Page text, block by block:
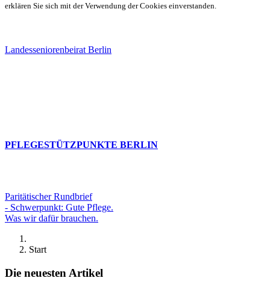
erklären Sie sich mit der Verwendung der Cookies einverstanden.
Landesseniorenbeirat Berlin
PFLEGESTÜTZPUNKTE BERLIN
Paritätischer Rundbrief
- Schwerpunkt: Gute Pflege.
Was wir dafür brauchen.
Start
Die neuesten Artikel